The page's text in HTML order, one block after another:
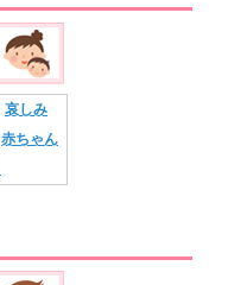
哀しみ
赤ちゃん